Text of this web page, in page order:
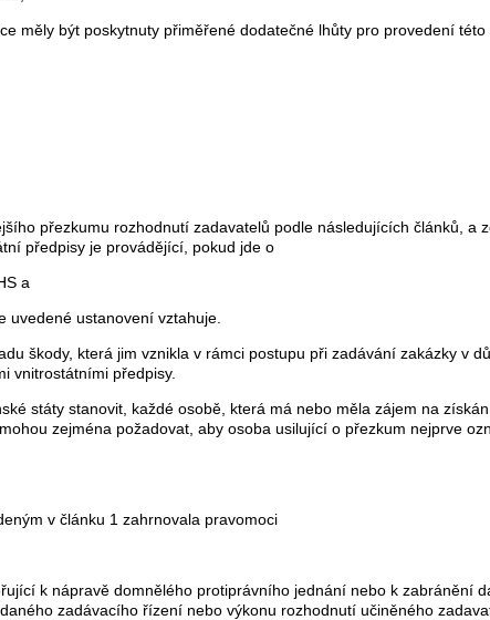
měly být poskytnuty přiměřené dodatečné lhůty pro provedení
přezkumu rozhodnutí zadavatelů podle následujících článků, a
předpisy je provádějící, pokud jde o
a
ustanovení vztahuje.
škody, která jim vznikla v rámci postupu při zadávání zakázky v
vnitrostátními předpisy.
státy stanovit, každé osobě, která má nebo měla zájem na
zejména požadovat, aby osoba usilující o přezkum nejprve
v článku 1 zahrnovala pravomoci
k nápravě domnělého protiprávního jednání nebo k zabránění
zadávacího řízení nebo výkonu rozhodnutí učiněného